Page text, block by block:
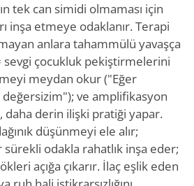
tek can simidi olmaması için
inşa etmeye odaklanır. Terapi
anlara tahammülü yavaşça
sevgi çocukluk pekiştirmelerini
meydan okur ("Eğer
ve amplifikasyon
daha derin ilişki pratiği yapar.
düşünmeyi ele alır;
sürekli odakla rahatlık inşa eder;
açığa çıkarır. İlaç eşlik eden